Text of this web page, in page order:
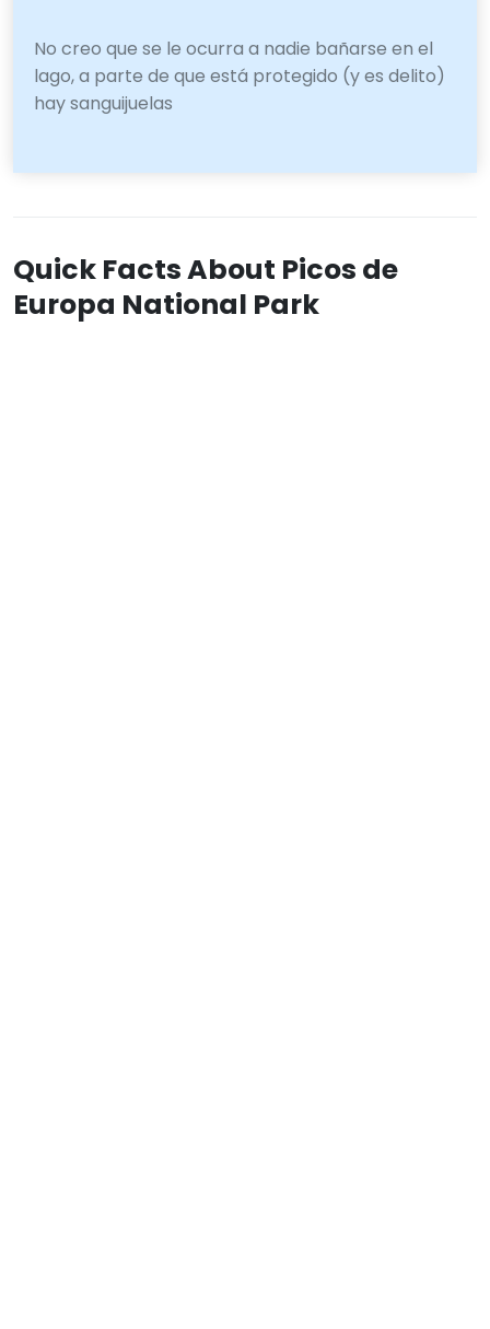
No creo que se le ocurra a nadie bañarse en el
lago, a parte de que está protegido (y es delito)
hay sanguijuelas
Quick Facts About Picos de
Europa National Park